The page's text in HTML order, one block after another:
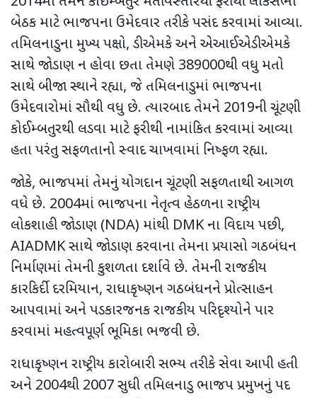
બેઠક માટે ભાજપના ઉમેદવાર તરીકે પસંદ કરવામાં આવ્યા.
તમિલનાડુના મુખ્ય પક્ષો, ડીએમકે અને એઆઈએડીએમકે
સાથે જોડાણ ન હોવા છતા તેમણે 389000થી વધુ મતો
સાથે બીજા સ્થાને રહ્યા, જે તમિલનાડુમાં ભાજપના
ઉમેદવારોમાં સૌથી વધુ છે. ત્યારબાદ તેમને 2019ની ચૂંટણી
કોઈમ્બતુરથી લડવા માટે ફરીથી નામાંકિત કરવામાં આવ્યા
હતા પરંતુ સફળતાનો સ્વાદ ચાખવામાં નિષ્ફળ રહ્યા.
જોકે, ભાજપમાં તેમનું યોગદાન ચૂંટણી સફળતાથી આગળ
વધે છે. 2004માં ભાજપના નેતૃત્વ હેઠળના રાષ્ટ્રીય
લોકશાહી જોડાણ (NDA) માંથી DMK ના વિદાય પછી,
AIADMK સાથે જોડાણ કરવાના તેમના પ્રયાસો ગઠબંધન
નિર્માણમાં તેમની કુશળતા દર્શાવે છે. તેમની રાજકીય
કારકિર્દી દરમિયાન, રાધાકૃષ્ણન ગઠબંધનને પ્રોત્સાહન
આપવામાં અને પડકારજનક રાજકીય પરિદૃશ્યોને પાર
કરવામાં મહત્વપૂર્ણ ભૂમિકા ભજવી છે.
રાધાકૃષ્ણન રાષ્ટ્રીય કારોબારી સભ્ય તરીકે સેવા આપી હતી
અને 2004થી 2007 સુધી તમિલનાડુ ભાજપ પ્રમુખનું પદ